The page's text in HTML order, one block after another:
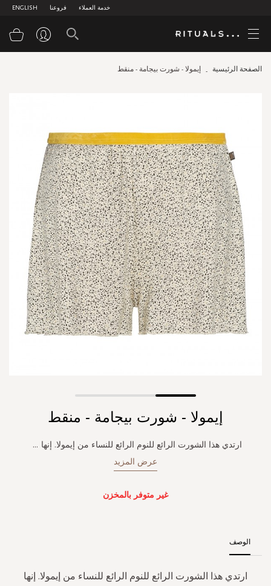
ENGLISH فروعنا خدمة العملاء
الصفحة الرئيسية إيمولا - شورت بيجامة - منقط
إيمولا - شورت بيجامة - منقط
ارتدي هذا الشورت الرائع للنوم الرائع للنساء من إيمولا. إنها ...
عرض المزيد
غير متوفر بالمخزن
الوصف
ارتدي هذا الشورت الرائع للنوم الرائع للنساء من إيمولا. إنها